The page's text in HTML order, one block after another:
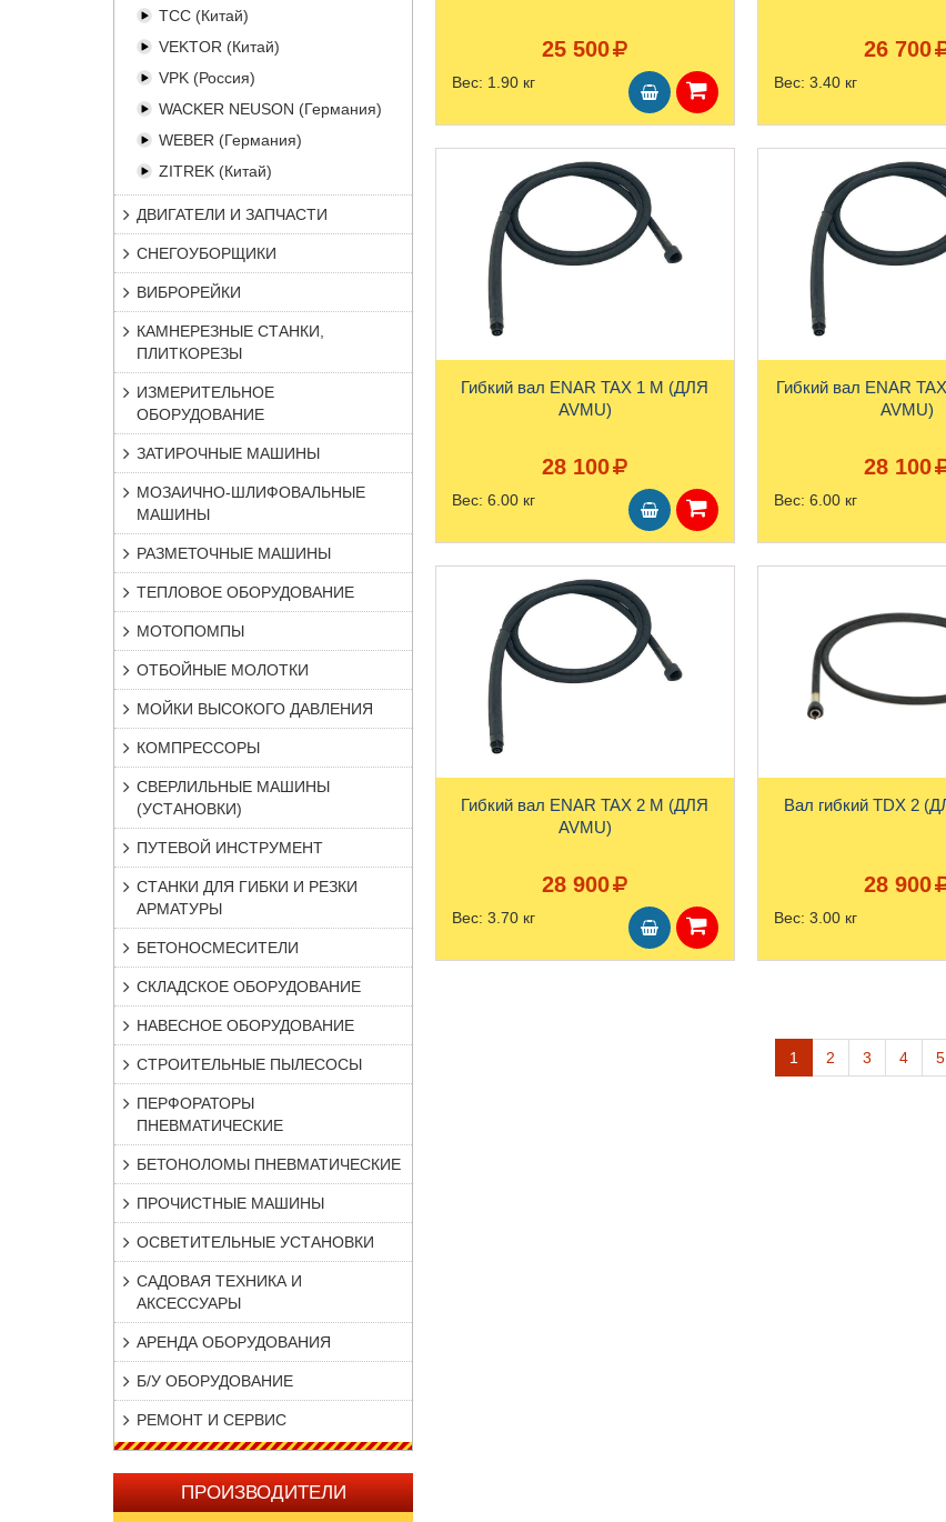
TCC (Китай)
VEKTOR (Китай)
VPK (Россия)
WACKER NEUSON (Германия)
WEBER (Германия)
ZITREK (Китай)
ДВИГАТЕЛИ И ЗАПЧАСТИ
СНЕГОУБОРЩИКИ
ВИБРОРЕЙКИ
КАМНЕРЕЗНЫЕ СТАНКИ,
ПЛИТКОРЕЗЫ
ИЗМЕРИТЕЛЬНОЕ
ОБОРУДОВАНИЕ
ЗАТИРОЧНЫЕ МАШИНЫ
МОЗАИЧНО-ШЛИФОВАЛЬНЫЕ
МАШИНЫ
РАЗМЕТОЧНЫЕ МАШИНЫ
ТЕПЛОВОЕ ОБОРУДОВАНИЕ
МОТОПОМПЫ
ОТБОЙНЫЕ МОЛОТКИ
МОЙКИ ВЫСОКОГО ДАВЛЕНИЯ
КОМПРЕССОРЫ
СВЕРЛИЛЬНЫЕ МАШИНЫ
(УСТАНОВКИ)
ПУТЕВОЙ ИНСТРУМЕНТ
СТАНКИ ДЛЯ ГИБКИ И РЕЗКИ
АРМАТУРЫ
БЕТОНОСМЕСИТЕЛИ
СКЛАДСКОЕ ОБОРУДОВАНИЕ
НАВЕСНОЕ ОБОРУДОВАНИЕ
СТРОИТЕЛЬНЫЕ ПЫЛЕСОСЫ
ПЕРФОРАТОРЫ
ПНЕВМАТИЧЕСКИЕ
БЕТОНОЛОМЫ ПНЕВМАТИЧЕСКИЕ
ПРОЧИСТНЫЕ МАШИНЫ
ОСВЕТИТЕЛЬНЫЕ УСТАНОВКИ
САДОВАЯ ТЕХНИКА И
АКСЕССУАРЫ
АРЕНДА ОБОРУДОВАНИЯ
Б/У ОБОРУДОВАНИЕ
РЕМОНТ И СЕРВИС
ПРОИЗВОДИТЕЛИ
25 500
Вес: 1.90 кг
26 700
Вес: 3.40 кг
Гибкий вал ENAR TAX 1 М (ДЛЯ
AVMU)
28 100
Вес: 6.00 кг
Гибкий вал ENAR TAX 1,5
AVMU)
28 100
Вес: 6.00 кг
Гибкий вал ENAR TAX 2 М (ДЛЯ
AVMU)
28 900
Вес: 3.70 кг
Вал гибкий TDX 2
28 900
Вес: 3.00 кг
1 2 3 4 5